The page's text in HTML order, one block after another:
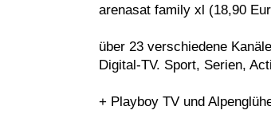
arenasat family xl (18,90
über 23 verschiedene
Digital-TV. Sport, Serien,
+ Playboy TV und